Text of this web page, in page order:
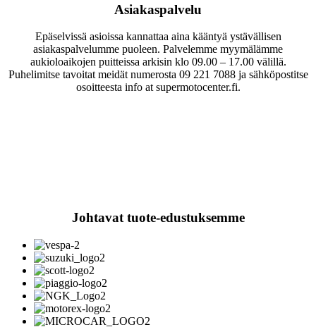
Asiakaspalvelu
Epäselvissä asioissa kannattaa aina kääntyä ystävällisen
asiakaspalvelumme puoleen. Palvelemme myymälämme
aukioloaikojen puitteissa arkisin klo 09.00 – 17.00 välillä.
Puhelimitse tavoitat meidät numerosta 09 221 7088 ja sähköpostitse
osoitteesta info at supermotocenter.fi.
Johtavat tuote-edustuksemme